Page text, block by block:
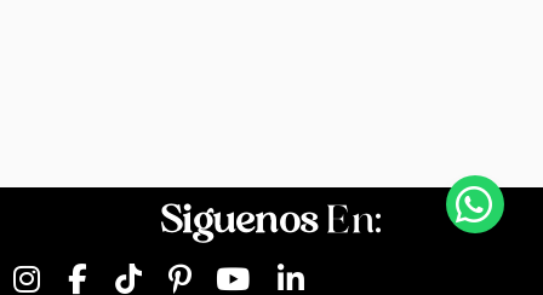
SiguenosEn: